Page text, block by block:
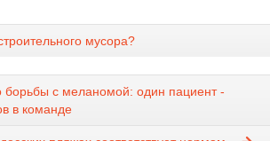
мусора?
борьбы с меланомой: один пациент -
в команде